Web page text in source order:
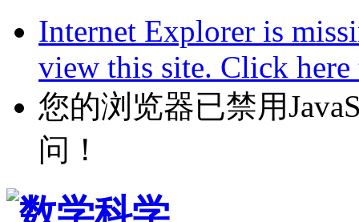
Internet Explorer is
view this site. Click
您的浏览器已禁用
问！